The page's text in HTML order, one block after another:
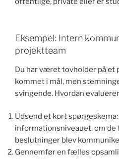
Eksempel: Intern
projektteam
Du har været tovholder på et
kommet i mål, men
svingende. Hvordan
Udsend et kort
informationsniveauet, om de
beslutninger blev
Gennemfør en fælles